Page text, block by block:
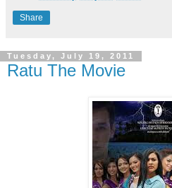
Share
Tuesday, July 19, 2011
Ratu The Movie